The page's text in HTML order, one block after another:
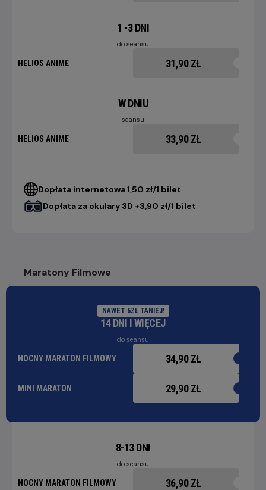
1 -3 DNI
do seansu
HELIOS ANIME 31,90 ZŁ
W DNIU
seansu
HELIOS ANIME 33,90 ZŁ
Dopłata internetowa 1,50 zł/1 bilet
Dopłata za okulary 3D +3,90 zł/1 bilet
Maratony Filmowe
NAWET 6ZŁ TANIEJ!
14 DNI I WIĘCEJ
do seansu
NOCNY MARATON FILMOWY
MINI MARATON
34,90 ZŁ
29,90 ZŁ
8-13 DNI
do seansu
NOCNY MARATON FILMOWY 36,90 ZŁ